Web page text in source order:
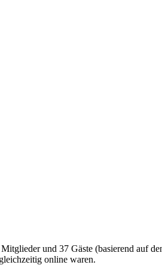
und 37 Gäste (basierend auf
online waren.